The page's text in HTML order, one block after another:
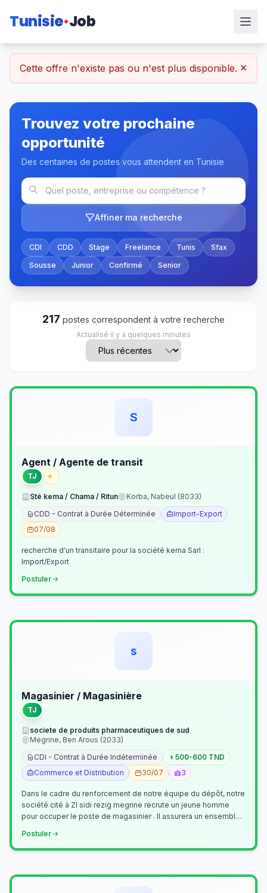
Tunisie Job
Cette offre n'existe pas ou n'est plus disponible. ×
Trouvez votre prochaine
opportunité
Des centaines de postes vous attendent en Tunisie
Affiner ma recherche
CDI CDD Stage Freelance Tunis
Sfax
Sousse
Junior Confirmé Senior
217 postes correspondent à votre recherche
Actualisé il y a quelques minutes
S
Agent / Agente de transit
TJ
Sté kema / Chama / Ritun
Korba, Nabeul (8033)
CDD - Contrat à Durée Déterminée
Import-Export
07/08
recherche d'un transitaire pour la société kema Sarl :
Import/Export
Postuler
s
Magasinier / Magasinière
TJ
societe de produits pharmaceutiques de sud
Megrine, Ben Arous (2033)
CDI - Contrat à Durée Indéterminée
500-600 TND
Commerce et Distribution
30/07 3
Dans le cadre du renforcement de notre équipe du dépôt, notre
société cité à ZI sidi rezig megrine recrute un jeune homme
pour occuper le poste de magasinier . Il assurera un ensemble
Postuler